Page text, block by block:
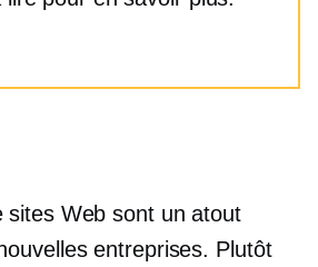
sites Web sont un atout
entreprises. Plutôt